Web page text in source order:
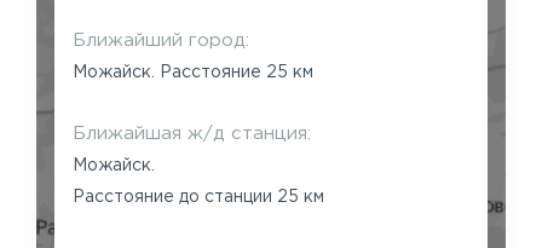
Ближайший город:
Можайск. Расстояние 25 км
Ближайшая ж/д станция:
Можайск.
Расстояние до станции 25 км